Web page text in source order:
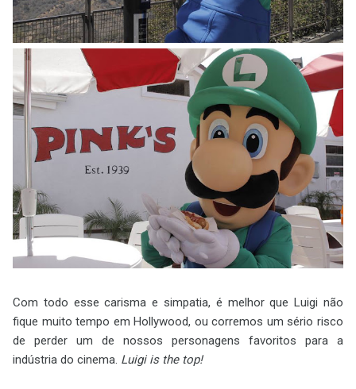
Com todo esse carisma e simpatia, é melhor que Luigi não
fique muito tempo em Hollywood, ou corremos um sério risco
de perder um de nossos personagens favoritos para a
indústria do cinema. Luigi is the top!